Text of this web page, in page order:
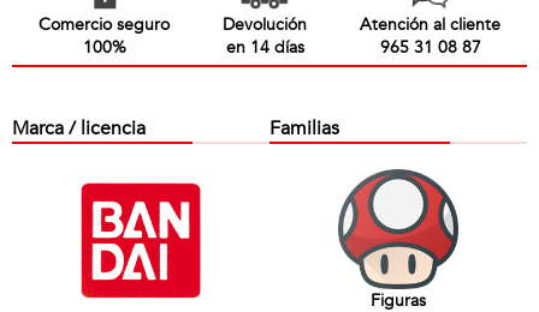
Comercio seguro
100%
Devolución
en 14 días
Atención al cliente
965 31 08 87
Marca / licencia Familias
Figuras